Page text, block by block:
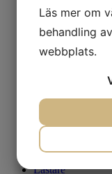
Diesel
Elektrisk
0 - 10 Kw
11 Kw - 30
31 Kw - 90
Oljefri
Borrar
Grävmaskin
Generator
Truck
Lastare
Läs mer om
behandling
webbplats.